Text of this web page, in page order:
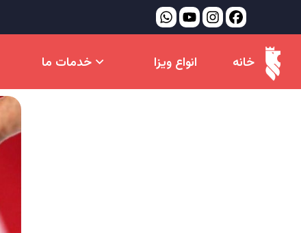
خانه انواع ویزا خدمات ما